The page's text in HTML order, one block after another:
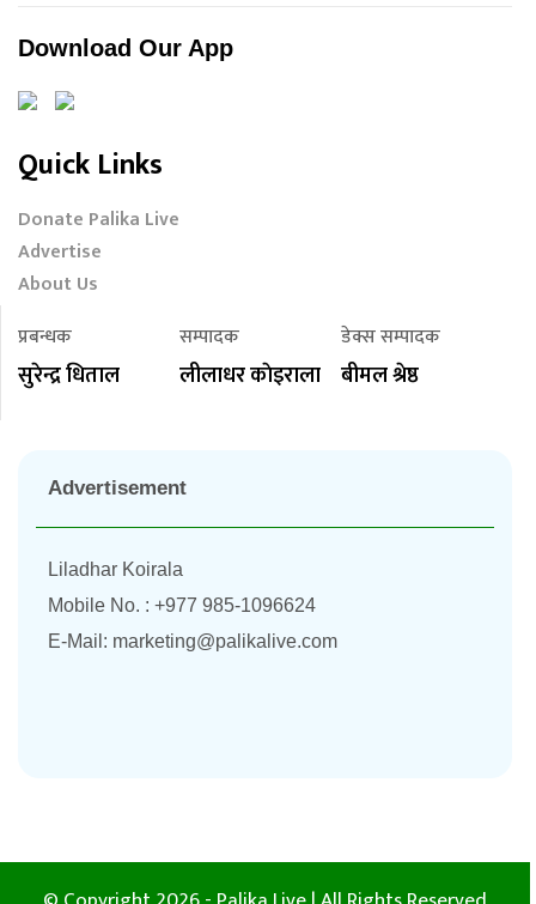
Download Our App
Quick Links
Donate Palika Live
Advertise
About Us
प्रबन्धक
सुरेन्द्र धिताल
सम्पादक
लीलाधर काेइराला
डेक्स सम्पादक
बीमल श्रेष्ठ
Advertisement
Liladhar Koirala
Mobile No. : +977 985-1096624
E-Mail: marketing@palikalive.com